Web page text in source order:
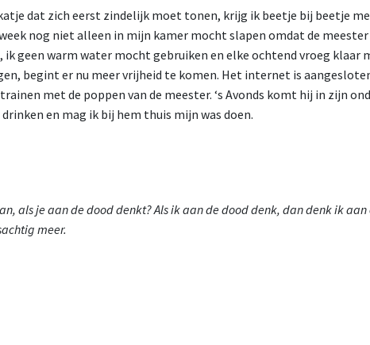
dat zich eerst zindelijk moet tonen, krijg ik beetje bij beetje
nog niet alleen in mijn kamer mocht slapen omdat de
ik geen warm water mocht gebruiken en elke ochtend vroeg klaar
begint er nu meer vrijheid te komen. Het internet is
met de poppen van de meester. ‘s Avonds komt hij in zijn
en mag ik bij hem thuis mijn was doen.
als je aan de dood denkt? Als ik aan de dood denk, dan denk ik aan
meer.